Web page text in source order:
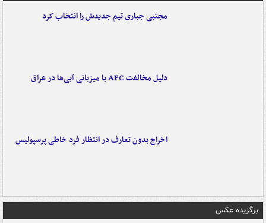
مجتبی جباری تیم جدیدش را انتخاب کرد
دلیل مخالفت AFC با میزبانی آبی‌ها در عراق
اخراج بدون تعارف در انتظار فرد خاطی پرسپولیس
برگزیده عکس